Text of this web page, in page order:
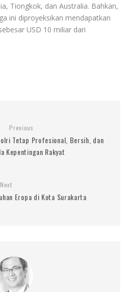
Tiongkok, dan Australia. Bahkan,
ini diproyeksikan mendapatkan
USD 10 miliar dari
Previous
Tetap Profesional, Bersih, dan
Kepentingan Rakyat
Next
Eropa di Kota Surakarta